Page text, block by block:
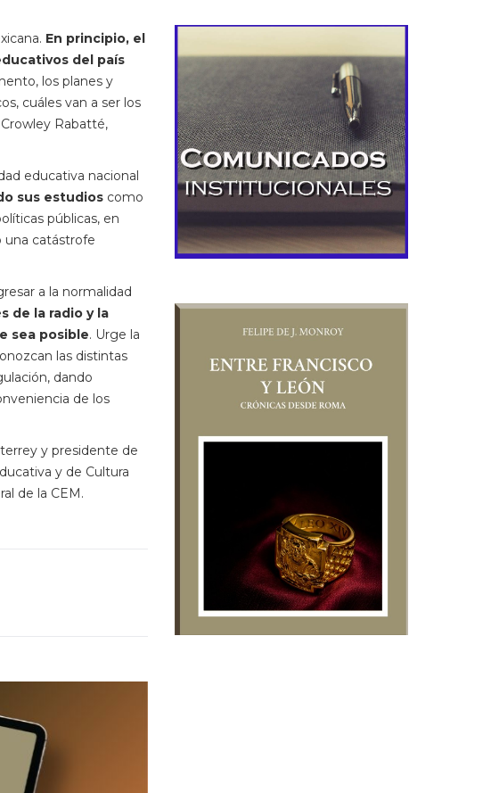
En principio, el
del país
los planes y
cuáles van a ser los
Rabatté,
educativa nacional
sus estudios como
públicas, en
una catástrofe
a la normalidad
de la radio y la
sea posible. Urge la
las distintas
dando
de los
y presidente de
y de Cultura
de la CEM.